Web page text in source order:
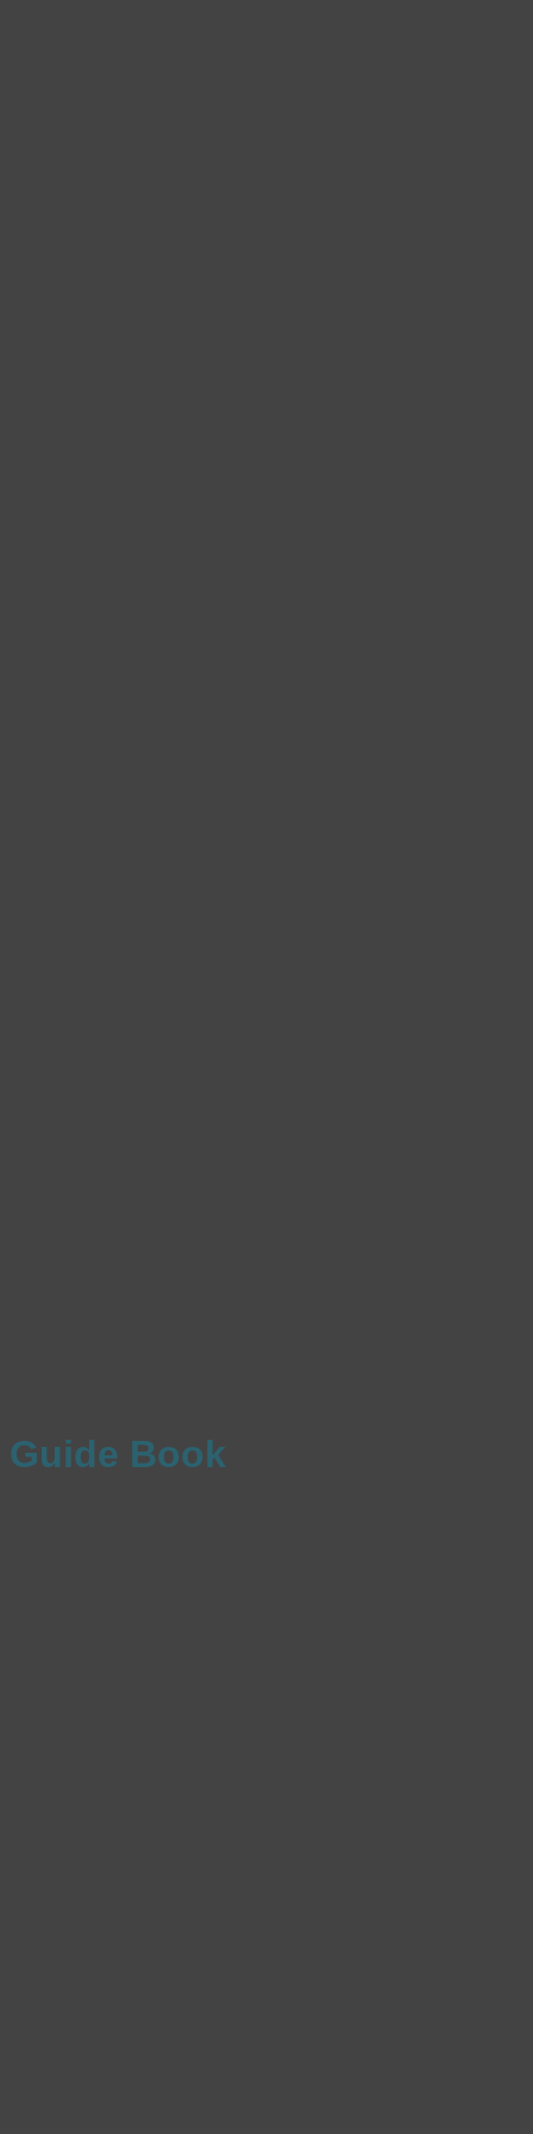
Guide Book